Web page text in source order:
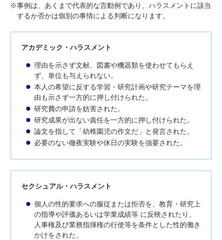
※事例は、あくまで代表的な言動例であり、ハラスメントに該当
するか否かは個別の事情による判断になります。
アカデミック・ハラスメント
理由を示さず文献、図書や機器類を使わせてもらえ
ず、単位も与えられない。
本人の希望に反する学習・研究計画や研究テーマを理
由も示さず一方的に押し付けられた。
研究費の申請を妨害された。
研究成果が出ない責任を一方的に押し付けられた。
論文を指して「幼稚園児の作文だ」と発言された。
必要のない徹夜実験や休日の実験を強要された。
セクシュアル・ハラスメント
個人の性的要求への服従または拒否を、教育・研究上
の指導や評価あるいは学業成績等 に反映されたり、
人事権及び業務指揮権の行使等を条件とした性的働き
かけをされた。